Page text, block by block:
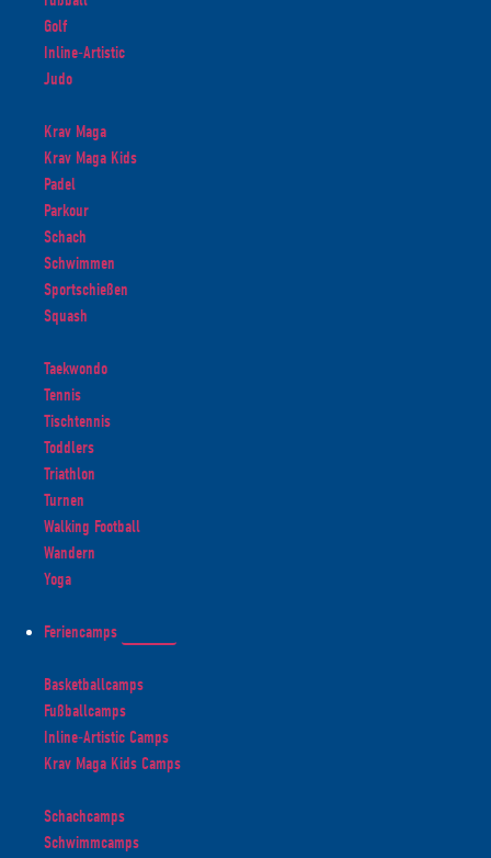
Golf
Inline-Artistic
Judo
Krav Maga
Krav Maga Kids
Padel
Parkour
Schach
Schwimmen
Sportschießen
Squash
Taekwondo
Tennis
Tischtennis
Toddlers
Triathlon
Turnen
Walking Football
Wandern
Yoga
Feriencamps
Basketballcamps
Fußballcamps
Inline-Artistic Camps
Krav Maga Kids Camps
Schachcamps
Schwimmcamps